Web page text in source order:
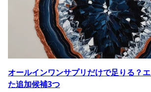
オールインワンサプリだけで足りる？
た追加候補3つ